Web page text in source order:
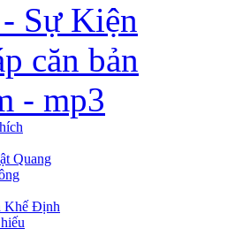
Sự Kiện
căn bản
- mp3
Quang
Khế Định